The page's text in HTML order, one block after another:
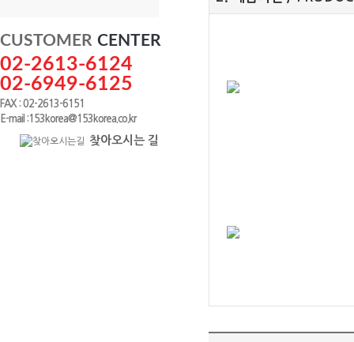
CUSTOMER CENTER
02-2613-6124
02-6949-6125
FAX : 02-2613-6151
E-mail :153korea@153korea.co.kr
찾아오시는 길